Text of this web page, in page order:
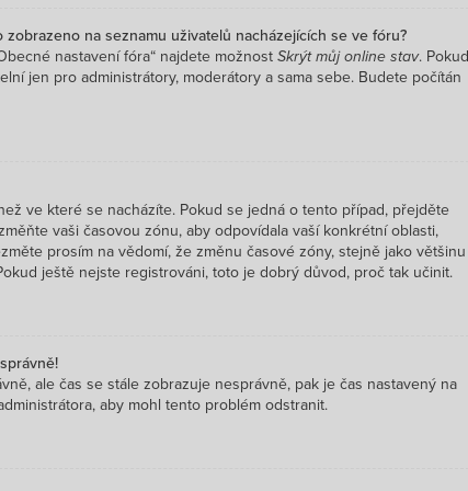
na seznamu uživatelů nacházejících se ve fóru?
nastavení fóra“ najdete možnost Skrýt můj online stav. Pokud
jen pro administrátory, moderátory a sama sebe. Budete počítán
ve které se nacházíte. Pokud se jedná o tento případ, přejděte
vaši časovou zónu, aby odpovídala vaší konkrétní oblasti,
prosím na vědomí, že změnu časové zóny, stejně jako většinu
ještě nejste registrováni, toto je dobrý důvod, proč tak učinit.
ale čas se stále zobrazuje nesprávně, pak je čas nastavený na
aby mohl tento problém odstranit.